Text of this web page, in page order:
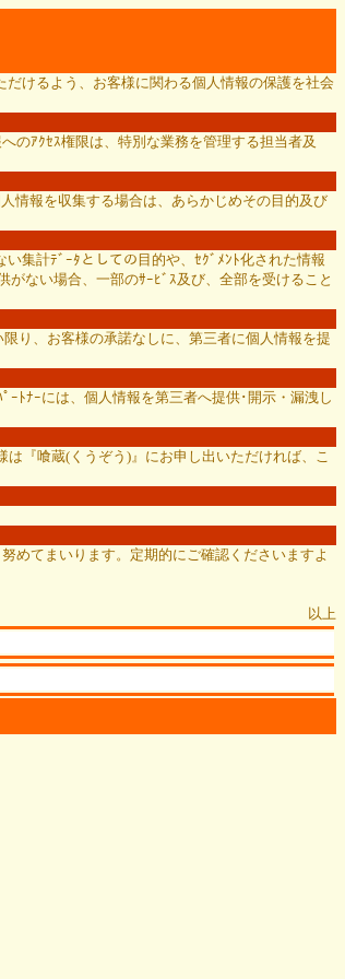
けるよう、お客様に関わる個人情報の保護を社会
のｱｸｾｽ権限は、特別な業務を管理する担当者及
情報を収集する場合は、あらかじめその目的及び
集計ﾃﾞｰﾀとしての目的や、ｾｸﾞﾒﾝﾄ化された情報
ない場合、一部のｻｰﾋﾞｽ及び、全部を受けること
り、お客様の承諾なしに、第三者に個人情報を提
ｰﾄﾅｰには、個人情報を第三者へ提供･開示・漏洩し
『喰蔵(くうぞう)』にお申し出いただければ、こ
めてまいります。定期的にご確認くださいますよ
以上